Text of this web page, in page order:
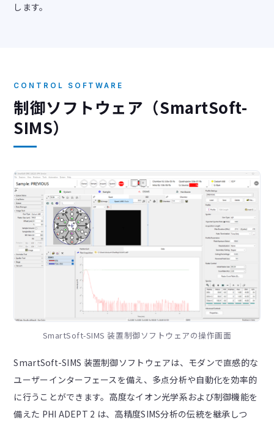
します。
CONTROL SOFTWARE
制御ソフトウェア（SmartSoft-
SIMS）
SmartSoft-SIMS 装置制御ソフトウェアの操作画面
SmartSoft-SIMS 装置制御ソフトウェアは、モダンで直感的な
ユーザーインターフェースを備え、多点分析や自動化を効率的
に行うことができます。高度なイオン光学系および制御機能を
備えた PHI ADEPT 2 は、高精度SIMS分析の伝統を継承しつ